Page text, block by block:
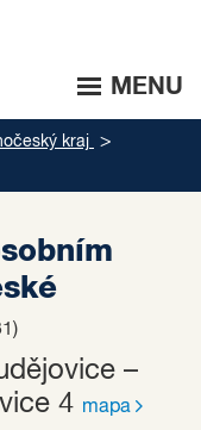
MENU
kraj
–
4 mapa